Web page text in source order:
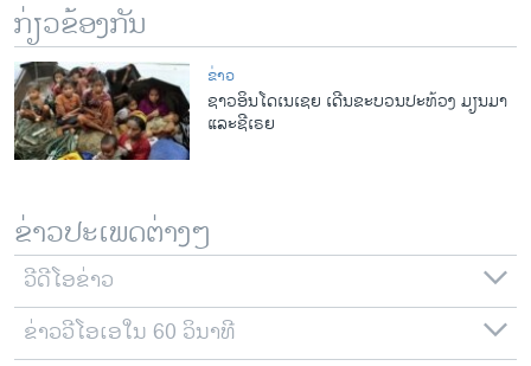
ສຽງ
ລາຍການກະຈາຍສຽງ
ລາຍງານ
ຕິດຕາມພວກເຮົາ ທີ່
ພາສາຕ່າງໆ
ກ່ຽວຂ້ອງກັນ
ຂ່າວ
ຊາວອິນໂດເນເຊຍ ເດີນຂະບວນປະທ້ວງ ມຽນມາ
ແລະຊີເຣຍ
ຂ່າວປະເພດຕ່າງໆ
ວີດີໂອຂ່າວ
ຂ່າວວີໂອເອໃນ 60 ວິນາທີ